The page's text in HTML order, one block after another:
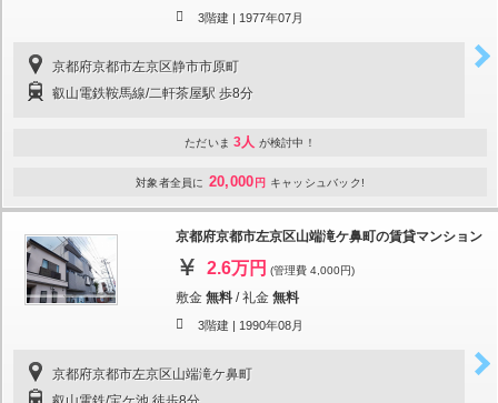
3階建 | 1977年07月
京都府京都市左京区静市市原町
叡山電鉄鞍馬線/二軒茶屋駅 歩8分
ただいま 3人 が検討中！
対象者全員に 20,000 円 キャッシュバック!
京都府京都市左京区山端滝ケ鼻町の賃貸マンション
2.6万円 (管理費 4,000円)
敷金 無料 /礼金 無料
3階建 | 1990年08月
京都府京都市左京区山端滝ケ鼻町